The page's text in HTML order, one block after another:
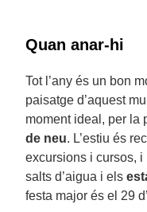
Quan anar-hi
Tot l’any és un bon
paisatge d’aquest
moment ideal, per la
de neu. L’estiu és
excursions i cursos,
salts d’aigua i els
festa major és el 29